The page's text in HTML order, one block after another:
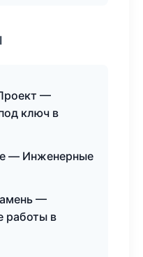
—
ключ в
— Инженерные
—
работы в